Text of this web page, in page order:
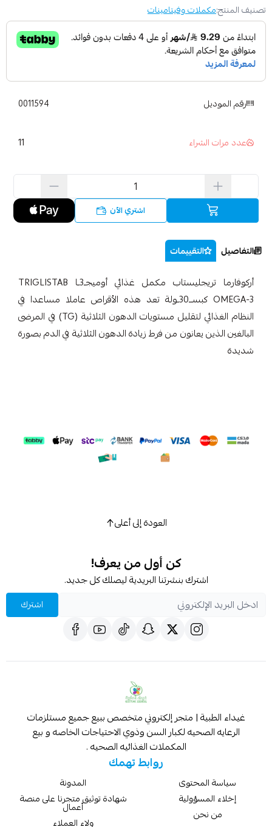
تصنيف المنتج:مكملات وفيتامينات
رقم الموديل 0011594
عدد مرات الشراء 11
اشتري الآن
التفاصيل التقييمات
أركوفارما تريجليستاب مكمل غذائي أوميجـ3ـا TRIGLISTAB
OMEGA-3 كبســ30ـولة تعد هذه الأقراص عاملا مساعدا في
النظام الغذائي لتقليل مستويات الدهون الثلاثية (TG) في المرضى
البالغين الذين يعانون من فرط زيادة الدهون الثلاثية في الدم بصورة
شديدة
العودة إلى أعلى
كن أول من يعرف!
اشترك بنشرتنا البريدية ليصلك كل جديد.
اشترك
غيداء الطبية | متجر إلكتروني متخصص ببيع جميع مستلزمات
الرعايه الصحيه لكبار السن وذوي الاحتياجات الخاصه و بيع
المكملات الغذائيه الصحيه .
روابط تهمك
سياسة المحتوى
إخلاء المسؤولية
من نحن
المدونة
شهادة توثيق متجرنا على منصة
أعمال
ولاء العملاء